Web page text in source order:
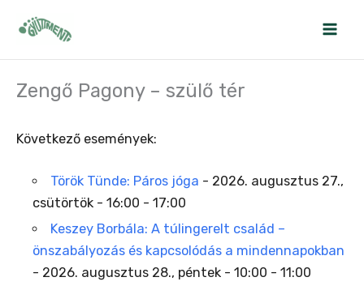
Zengő Pagony – szülő tér
Következő események:
Török Tünde: Páros jóga - 2026. augusztus 27.,
csütörtök - 16:00 - 17:00
Keszey Borbála: A túlingerelt család –
önszabályozás és kapcsolódás a mindennapokban
- 2026. augusztus 28., péntek - 10:00 - 11:00